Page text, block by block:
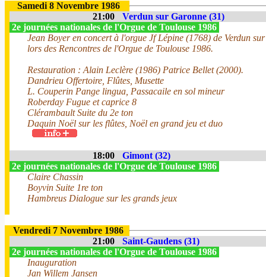
Samedi 8 Novembre 1986
21:00
Verdun sur Garonne (31)
2e journées nationales de l'Orgue de Toulouse 1986
Jean Boyer en concert à l'orgue Jf Lépine (1768) de Verdun
lors des Rencontres de l'Orgue de Toulouse 1986.
Restauration : Alain Leclère (1986) Patrice Bellet (2000).
Dandrieu Offertoire, Flûtes, Musette
L. Couperin Pange lingua, Passacaile en sol mineur
Roberday Fugue et caprice 8
Clérambault Suite du 2e ton
Daquin Noël sur les flûtes, Noël en grand jeu et duo
18:00
Gimont (32)
2e journées nationales de l'Orgue de Toulouse 1986
Claire Chassin
Boyvin Suite 1re ton
Hambreus Dialogue sur les grands jeux
Vendredi 7 Novembre 1986
21:00
Saint-Gaudens (31)
2e journées nationales de l'Orgue de Toulouse 1986
Inauguration
Jan Willem Jansen